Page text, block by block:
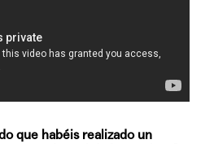
que habéis realizado un